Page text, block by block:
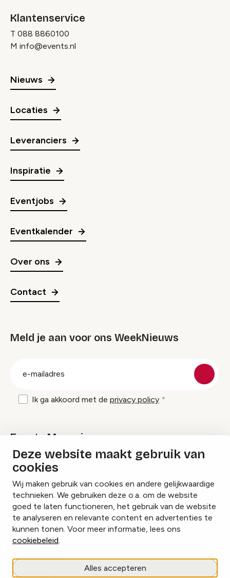
Deze website maakt gebruik van
cookies
Wij maken gebruik van cookies en andere gelijkwaardige
technieken. We gebruiken deze o.a. om de website
goed te laten functioneren, het gebruik van de website
te analyseren en relevante content en advertenties te
kunnen tonen. Voor meer informatie, lees ons
cookiebeleid.
Alles accepteren
Klantenservice
T 088 8860100
M info@events.nl
Nieuws
Locaties
Leveranciers
Inspiratie
Eventjobs
Eventkalender
Over ons
Contact
Meld je aan voor ons WeekNieuws
Ik ga akkoord met de privacy policy
Events Magazine
Ik ontvang graag Events Magazine
InstagramFacebookLinkedIn
Cookies beheren
Privacy policy